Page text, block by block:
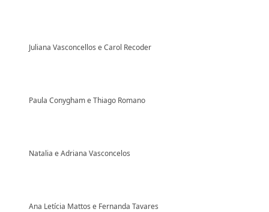
Juliana Vasconcellos e Carol Recoder
Paula Conygham e Thiago Romano
Natalia e Adriana Vasconcelos
Ana Letícia Mattos e Fernanda Tavares